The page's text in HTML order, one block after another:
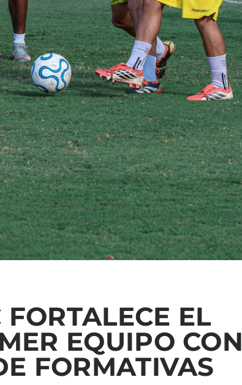
EL
EQUIPO CON
FORMATIVAS